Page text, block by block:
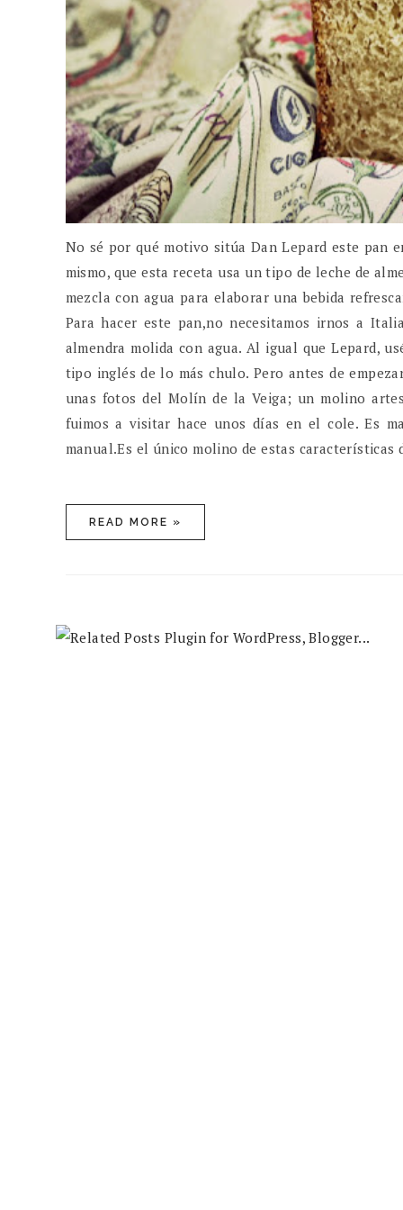
No sé por qué motivo sitúa Dan Lepard este pan
mismo, que esta receta usa un tipo de leche de
mezcla con agua para elaborar una bebida
Para hacer este pan,no necesitamos irnos a
almendra molida con agua. Al igual que Lepard,
tipo inglés de lo más chulo. Pero antes de
unas fotos del Molín de la Veiga; un molino
fuimos a visitar hace unos días en el cole. Es
manual.Es el único molino de estas
READ MORE »